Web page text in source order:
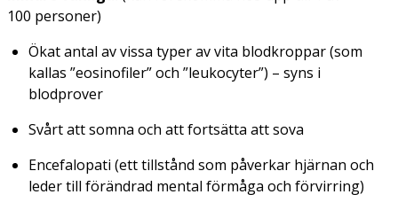
100 personer)
Ökat antal av vissa typer av vita blodkroppar (som
kallas ”eosinofiler” och ”leukocyter”) – syns i
blodprover
Svårt att somna och att fortsätta att sova
Encefalopati (ett tillstånd som påverkar hjärnan och
leder till förändrad mental förmåga och förvirring)